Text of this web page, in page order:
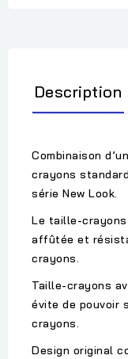
Description
Combinaison
crayons
série New Look.
Le taille-crayons
affûtée et
crayons.
Taille-crayons
évite de pouvoir
crayons.
Design original